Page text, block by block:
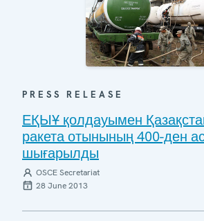
PRESS RELEASE
ЕҚЫҰ қолдауымен
ракета отынының 400-ден
шығарылды
OSCE Secretariat
28 June 2013